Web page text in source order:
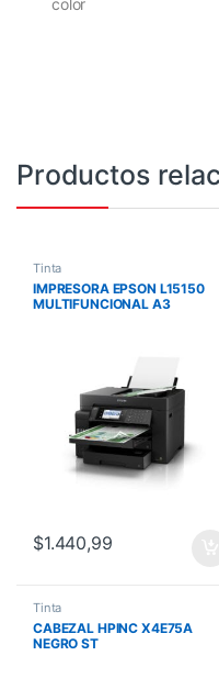
color
Productos
Tinta
IMPRESORA EPSON L15150
MULTIFUNCIONAL A3
$1.440,99
Tinta
CABEZAL HPINC X4E75A
NEGRO ST